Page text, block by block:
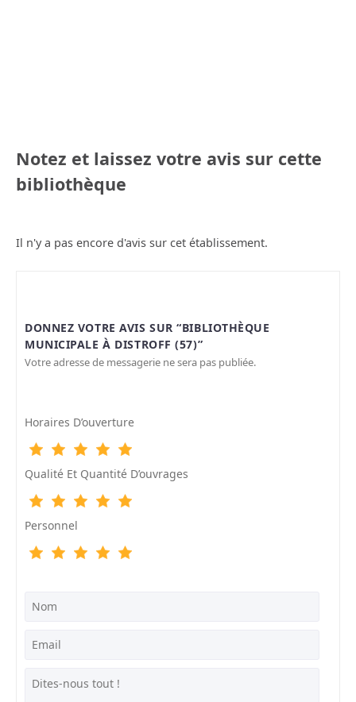
Notez et laissez votre avis sur cette
bibliothèque
Il n'y a pas encore d'avis sur cet établissement.
DONNEZ VOTRE AVIS SUR “BIBLIOTHÈQUE
MUNICIPALE À DISTROFF (57)”
Votre adresse de messagerie ne sera pas publiée.
Horaires D’ouverture
Qualité Et Quantité D’ouvrages
Personnel